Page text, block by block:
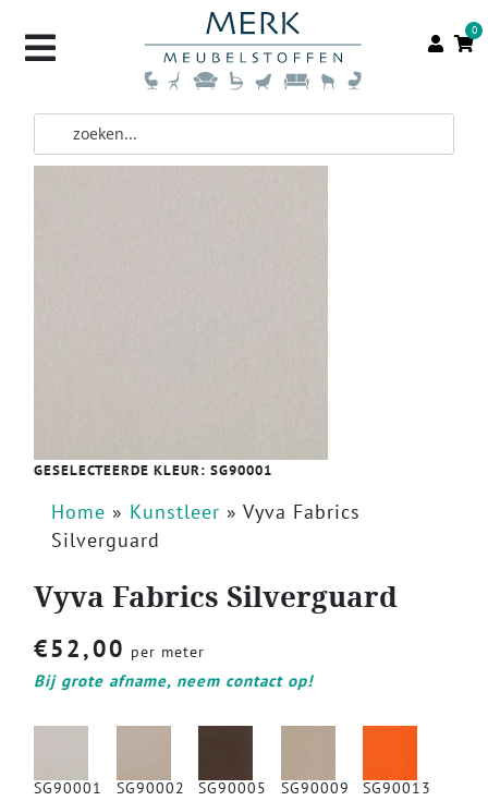
0
GESELECTEERDE KLEUR: SG90001
Home » Kunstleer » Vyva Fabrics
Silverguard
Vyva Fabrics Silverguard
€52,00 per meter
Bij grote afname, neem contact op!
SG90001 SG90002 SG90005 SG90009 SG90013